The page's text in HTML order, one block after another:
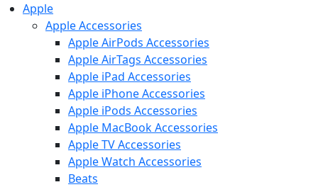
Apple
Apple Accessories
Apple AirPods Accessories
Apple AirTags Accessories
Apple iPad Accessories
Apple iPhone Accessories
Apple iPods Accessories
Apple MacBook Accessories
Apple TV Accessories
Apple Watch Accessories
Beats